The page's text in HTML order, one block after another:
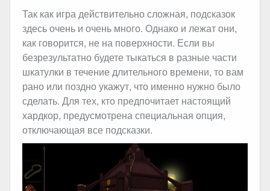
Так как игра действительно сложная, подсказок
здесь очень и очень много. Однако и лежат они,
как говорится, не на поверхности. Если вы
безрезультатно будете тыкаться в разные части
шкатулки в течение длительного времени, то вам
рано или поздно укажут, что именно нужно было
сделать. Для тех, кто предпочитает настоящий
хардкор, предусмотрена специальная опция,
отключающая все подсказки.